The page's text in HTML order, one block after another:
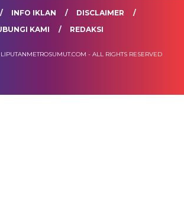
INFO IKLAN
DISCLAIMER
KAMI
REDAKSI
- ALL RIGHTS RESERVED